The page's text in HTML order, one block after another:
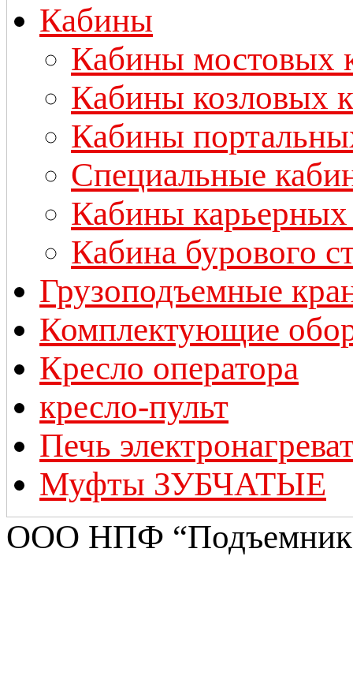
Кабины
Кабины мостовых
Кабины козловых
Кабины
Специальные
Кабины карьерных
Кабина бурового
Грузоподъемные
Комплектующие
Кресло оператора
кресло-пульт
Печь
Муфты ЗУБЧАТЫЕ
ООО НПФ